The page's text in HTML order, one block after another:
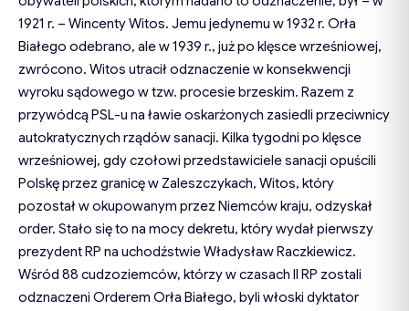
1921 r. – Wincenty Witos. Jemu jedynemu w 1932 r. Orła
Białego odebrano, ale w 1939 r., już po klęsce wrześniowej,
zwrócono. Witos utracił odznaczenie w konsekwencji
wyroku sądowego w tzw. procesie brzeskim. Razem z
przywódcą PSL-u na ławie oskarżonych zasiedli przeciwnicy
autokratycznych rządów sanacji. Kilka tygodni po klęsce
wrześniowej, gdy czołowi przedstawiciele sanacji opuścili
Polskę przez granicę w Zaleszczykach, Witos, który
pozostał w okupowanym przez Niemców kraju, odzyskał
order. Stało się to na mocy dekretu, który wydał pierwszy
prezydent RP na uchodźstwie Władysław Raczkiewicz.
Wśród 88 cudzoziemców, którzy w czasach II RP zostali
odznaczeni Orderem Orła Białego, byli włoski dyktator